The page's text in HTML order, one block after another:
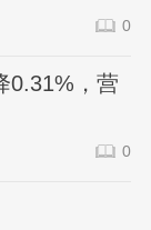
0
0.31%，营
0